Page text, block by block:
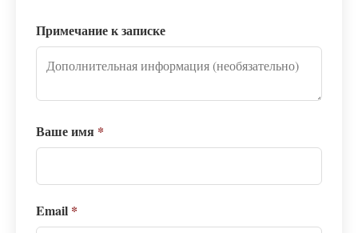
Примечание к записке
Ваше имя *
Email *